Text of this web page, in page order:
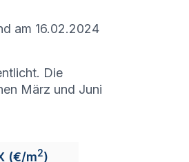
am 16.02.2024
Die
März und Juni
(€/m2)